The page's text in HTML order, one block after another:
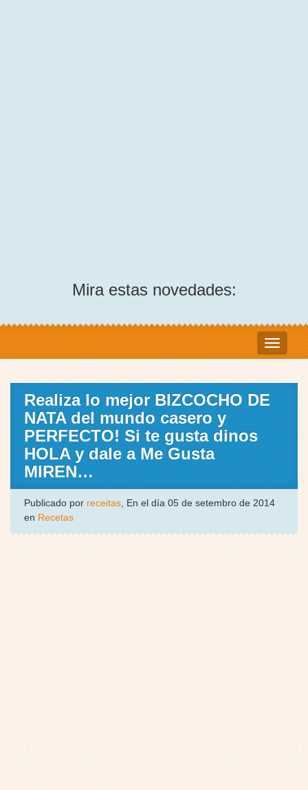
Mira estas novedades:
Realiza lo mejor BIZCOCHO DE
NATA del mundo casero y
PERFECTO! Si te gusta dinos
HOLA y dale a Me Gusta
MIREN…
Publicado por receitas, En el día 05 de setembro de 2014
en Recetas